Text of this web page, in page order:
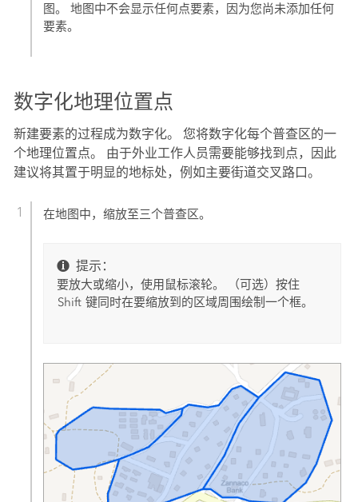
图。 地图中不会显示任何点要素，因为您尚未添加任何
要素。
数字化地理位置点
新建要素的过程成为数字化。 您将数字化每个普查区的一
个地理位置点。 由于外业工作人员需要能够找到点，因此
建议将其置于明显的地标处，例如主要街道交叉路口。
在地图中，缩放至三个普查区。
提示：
要放大或缩小，使用鼠标滚轮。 （可选）按住
Shift 键同时在要缩放到的区域周围绘制一个框。